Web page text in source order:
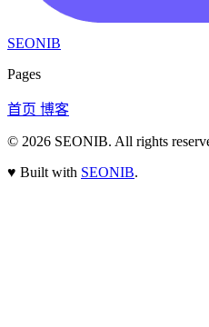
SEONIB
Pages
首页 博客
© 2026 SEONIB. All rights
♥ Built with SEONIB.